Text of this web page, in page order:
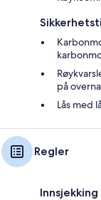
på
Lås med
Regler
Innsjekking